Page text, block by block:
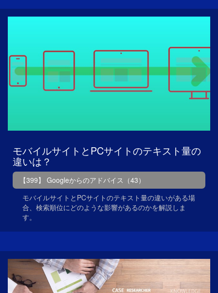
モバイルサイトとPCサイトのテキスト量の
違いは？
【399】 Googleからのアドバイス（43）
モバイルサイトとPCサイトのテキスト量の違いがある場
合、検索順位にどのような影響があるのかを解説しま
す。